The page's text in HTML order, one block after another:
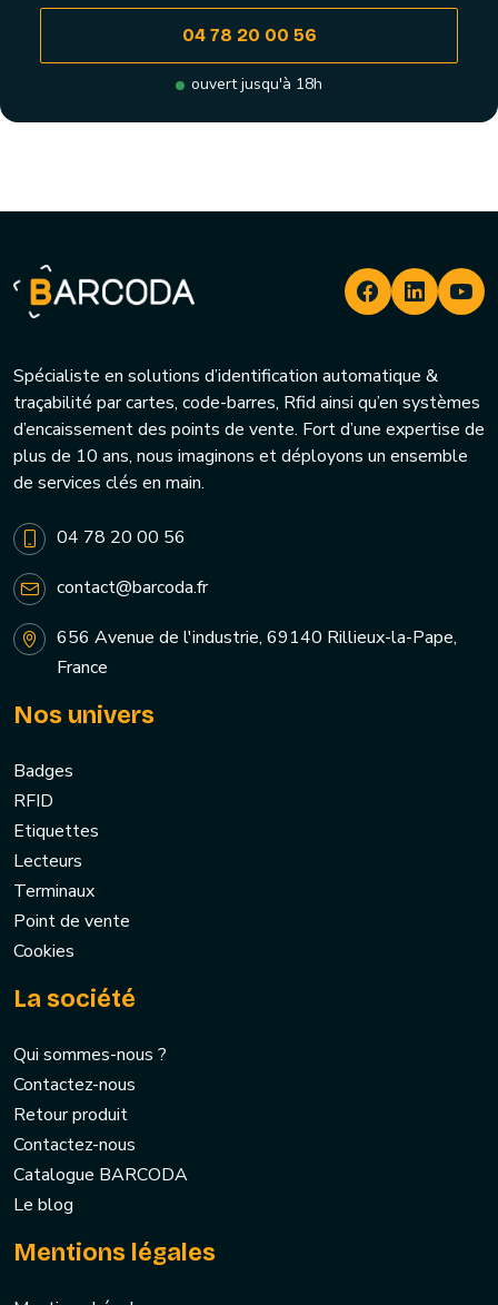
04 78 20 00 56
ouvert jusqu'à 18h
Spécialiste en solutions d’identification automatique &
traçabilité par cartes, code-barres, Rfid ainsi qu’en systèmes
d’encaissement des points de vente. Fort d’une expertise de
plus de 10 ans, nous imaginons et déployons un ensemble
de services clés en main.
04 78 20 00 56
contact@barcoda.fr
656 Avenue de l'industrie, 69140 Rillieux-la-Pape,
France
Nos univers
Badges
RFID
Etiquettes
Lecteurs
Terminaux
Point de vente
Cookies
La société
Qui sommes-nous ?
Contactez-nous
Retour produit
Contactez-nous
Catalogue BARCODA
Le blog
Mentions légales